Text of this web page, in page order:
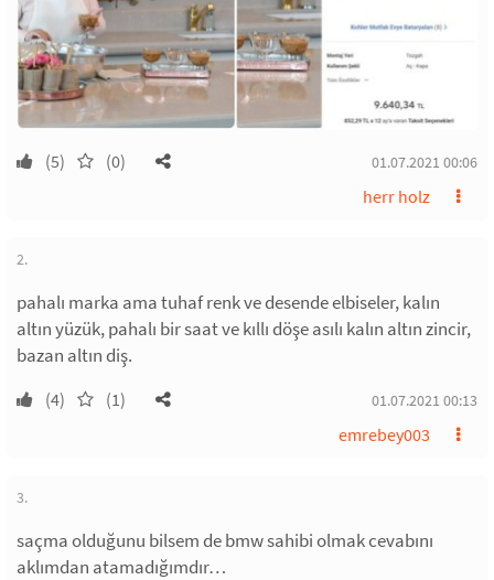
(5) (0) 01.07.2021 00:06
herr holz
2.
pahalı marka ama tuhaf renk ve desende elbiseler, kalın
altın yüzük, pahalı bir saat ve kıllı döşe asılı kalın altın zincir,
bazan altın diş.
(4) (1) 01.07.2021 00:13
emrebey003
3.
saçma olduğunu bilsem de bmw sahibi olmak cevabını
aklımdan atamadığımdır…